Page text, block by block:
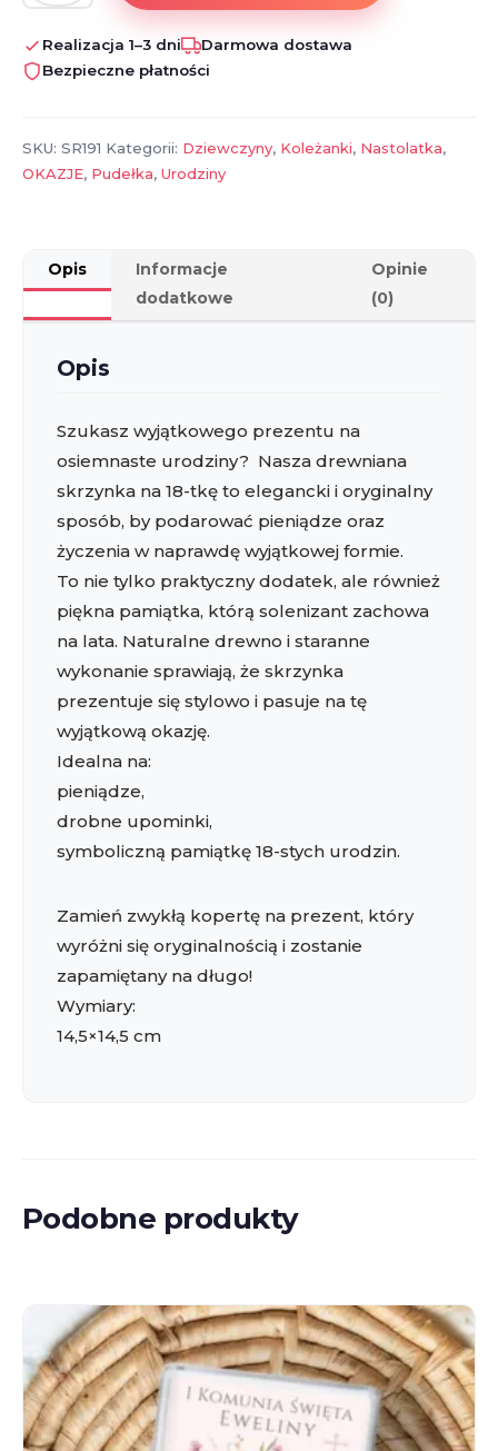
Prezent
na
18-
Drewniana
Skrzynka
Realizacja 1–3 dni
Darmowa dostawa
Bezpieczne płatności
SKU: SR191 Kategorii: Dziewczyny, Koleżanki, Nastolatka,
OKAZJE, Pudełka, Urodziny
Opis
Informacje
dodatkowe
Opinie
(0)
Opis
Szukasz wyjątkowego prezentu na
osiemnaste urodziny? Nasza drewniana
skrzynka na 18-tkę to elegancki i oryginalny
sposób, by podarować pieniądze oraz
życzenia w naprawdę wyjątkowej formie.
To nie tylko praktyczny dodatek, ale również
piękna pamiątka, którą solenizant zachowa
na lata. Naturalne drewno i staranne
wykonanie sprawiają, że skrzynka
prezentuje się stylowo i pasuje na tę
wyjątkową okazję.
Idealna na:
pieniądze,
drobne upominki,
symboliczną pamiątkę 18-stych urodzin.
Zamień zwykłą kopertę na prezent, który
wyróżni się oryginalnością i zostanie
zapamiętany na długo!
Wymiary:
14,5×14,5 cm
Podobne produkty